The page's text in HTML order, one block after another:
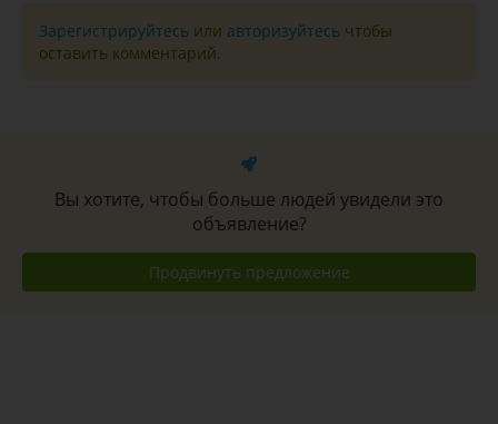
Зарегистрируйтесь или авторизуйтесь чтобы
оставить комментарий.
Вы хотите, чтобы больше людей увидели это
объявление?
Продвинуть предложение